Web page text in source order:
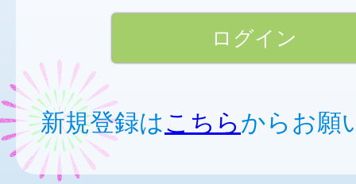
新規登録はこちらからお願